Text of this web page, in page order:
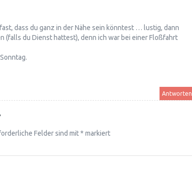
dass du ganz in der Nähe sein könntest … lustig, dann
(falls du Dienst hattest), denn ich war bei einer Floßfahrt
Antworten
Felder sind mit* markiert